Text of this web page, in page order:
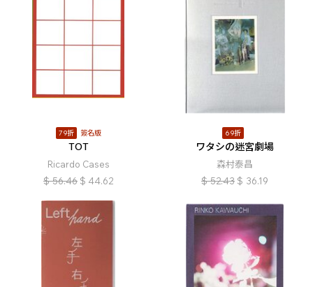
79折 簽名版
TOT
Ricardo Cases
$ 56.46 $ 44.62
69折
ワタシの迷宮劇場
森村泰昌
$ 52.43 $ 36.19